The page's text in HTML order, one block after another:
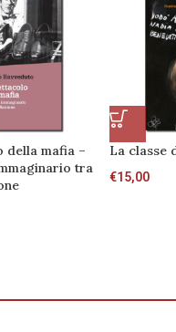
della mafia –
tra
La classe
€15,00